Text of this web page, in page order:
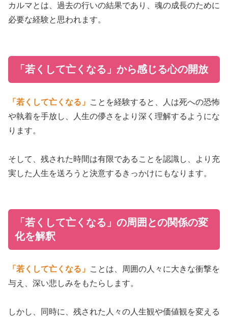
カルマとは、過去の行いの結果であり、魂の成長のために
必要な経験と思われます。
「若くして亡くなる」から感じる心の開放
「若くして亡くなる」 ことを経験すると、人は死への恐怖
や執着を手放し、人生の儚さをより深く理解するようにな
ります。
そして、残された時間は有限であることを認識し、より充
実した人生を送ろうと決意するきっかけにもなります。
「若くして亡くなる」の周囲との関係の変
化を解釈
「若くして亡くなる」 ことは、周囲の人々に大きな衝撃を
与え、深い悲しみをもたらします。
しかし、同時に、残された人々の人生観や価値観を変える